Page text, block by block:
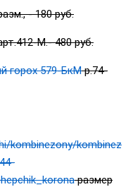
- 180 руб.
М.- 480 руб.
горох 579-БкМр.74-
kombinezony/kombinez
размер